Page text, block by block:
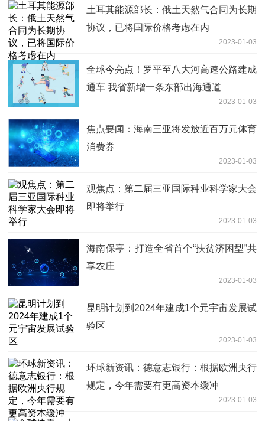
土耳其能源部长：俄土天然气合同为长期
协议，已将国际价格考虑在内
2023-01-03
全球今亮点！罗平至八大河高速公路建成
通车 我省新增一条东部出海通道
2023-01-03
焦点要闻：海南三亚将发放近百万元体育
消费券
2023-01-03
观焦点：第二届三亚国际种业科学家大会
即将举行
2023-01-03
海南保亭：打造全省首个“扶贫济困型”共
享农庄
2023-01-03
昆明计划到2024年建成1个元宇宙发展试
验区
2023-01-03
环球新资讯：德意志银行：根据欧洲央行
规定，今年需要有更高资本缓冲
2023-01-03